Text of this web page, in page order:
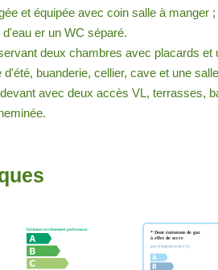
et équipée avec coin salle à manger
er un WC séparé.
deux chambres avec placards et
buanderie, cellier, cave et une
avec deux accès VL, terrasses,